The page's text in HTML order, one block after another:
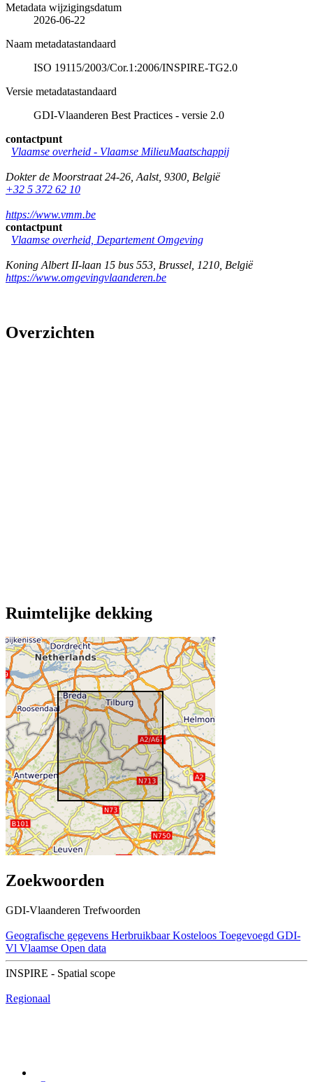
Metadata wijzigingsdatum
2026-06-22
Naam metadatastandaard
ISO 19115/2003/Cor.1:2006/INSPIRE-TG2.0
Versie metadatastandaard
GDI-Vlaanderen Best Practices - versie 2.0
contactpunt
Vlaamse overheid - Vlaamse MilieuMaatschappij
Dokter de Moorstraat 24-26 Aalst, 9300 België
+32 5 372 62 10
https://www.vmm.be
contactpunt
Vlaamse overheid, Departement Omgeving
Koning Albert II-laan 15 bus 553 Brussel 1210 België
https://www.omgevingvlaanderen.be
Overzichten
Ruimtelijke dekking
Zoekwoorden
GDI-Vlaanderen Trefwoorden
Geografische gegevens Herbruikbaar Kosteloos Toegevoegd GDI-
Vl Vlaamse Open data
INSPIRE - Spatial scope
Regionaal